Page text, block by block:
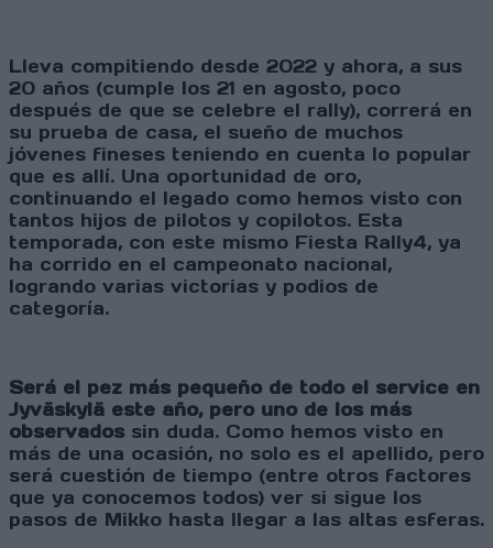
Lleva compitiendo desde 2022 y ahora, a sus
20 años (cumple los 21 en agosto, poco
después de que se celebre el rally), correrá en
su prueba de casa, el sueño de muchos
jóvenes fineses teniendo en cuenta lo popular
que es allí. Una oportunidad de oro,
continuando el legado como hemos visto con
tantos hijos de pilotos y copilotos. Esta
temporada, con este mismo Fiesta Rally4, ya
ha corrido en el campeonato nacional,
logrando varias victorias y podios de
categoría.
Será el pez más pequeño de todo el service en
Jyväskylä este año, pero uno de los más
observados sin duda. Como hemos visto en
más de una ocasión, no solo es el apellido, pero
será cuestión de tiempo (entre otros factores
que ya conocemos todos) ver si sigue los
pasos de Mikko hasta llegar a las altas esferas.